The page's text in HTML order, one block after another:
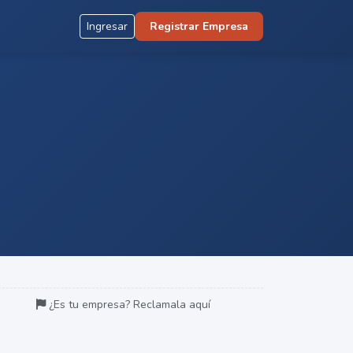
Ingresar Registrar Empresa
¿Es tu empresa? Reclamala aquí